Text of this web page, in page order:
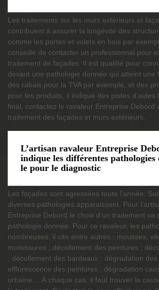
Les traitements sur les murs extérieurs et
contribuent à assurer la longévité des
comme les portes et volets en bois par
conseillé de contacter un professionnel pour
traitement de façades. Il est qualifié pour
devant une pathologie donnée qui atteint une
des rabais pour la TVA par exemple, et des
pour les produits, il indique des pistes
final, contactez le ravaleur Entreprise Debord
traitement des façades et murs extérieurs.
L’artisan ravaleur Entreprise
indique les différentes pathologies
le pour le diagnostic
Les façades sont agressées toute l’année.
diverses pathologies apparaissent. Pour
Entreprise Debord le choix d’un traitement va
pathologie donnée. Pour ce ravaleur, les
nombreuses, il cite entre autres : mousses,
moisissures ; décollement des peintures ;
; décollement des bardeaux ; dégradation des
efflorescence des peintures ; dégradation
urbaine… À chaque cas, il faut trouver la